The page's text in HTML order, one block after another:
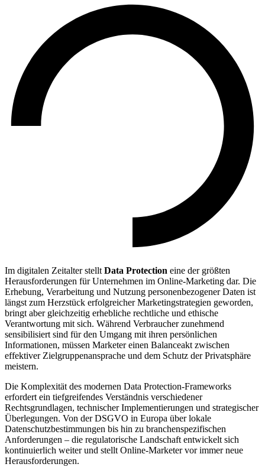
Im digitalen Zeitalter stelltData Protection eine der größten
Herausforderungen für Unternehmen im Online-Marketing dar. Die
Erhebung, Verarbeitung und Nutzung personenbezogener Daten ist
längst zum Herzstück erfolgreicher Marketingstrategien geworden,
bringt aber gleichzeitig erhebliche rechtliche und ethische
Verantwortung mit sich. Während Verbraucher zunehmend
sensibilisiert sind für den Umgang mit ihren persönlichen
Informationen, müssen Marketer einen Balanceakt zwischen
effektiver Zielgruppenansprache und dem Schutz der Privatsphäre
meistern.
Die Komplexität des modernen Data Protection-Frameworks
erfordert ein tiefgreifendes Verständnis verschiedener
Rechtsgrundlagen, technischer Implementierungen und strategischer
Überlegungen. Von der DSGVO in Europa über lokale
Datenschutzbestimmungen bis hin zu branchenspezifischen
Anforderungen – die regulatorische Landschaft entwickelt sich
kontinuierlich weiter und stellt Online-Marketer vor immer neue
Herausforderungen.